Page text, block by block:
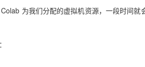
为我们分配的虚拟机资源，一段时间就